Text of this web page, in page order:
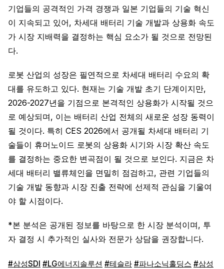
기업들의 공격적인 가격 경쟁과 일본 기업들의 기술 혁신
이 지속되고 있어, 차세대 배터리 기술 개발과 상용화 속도
가 시장 지배력을 결정하는 핵심 요소가 될 것으로 전망된
다.
로봇 산업의 성장은 필연적으로 차세대 배터리 수요의 확
대를 유도하고 있다. 현재는 기술 개발 초기 단계이지만,
2026-2027년을 기점으로 본격적인 상용화가 시작될 것으
로 예상되며, 이는 배터리 산업 전체의 새로운 성장 동력이
될 것이다. 특히 CES 2026에서 공개될 차세대 배터리 기
술들이 휴머노이드 로봇의 상용화 시기와 시장 확산 속도
를 결정하는 중요한 변곡점이 될 것으로 보인다. 지금은 차
세대 배터리 밸류체인을 면밀히 점검하고, 관련 기업들의
기술 개발 동향과 시장 진출 전략에 선제적 관심을 기울여
야 할 시점이다.
*본 분석은 공개된 정보를 바탕으로 한 시장 분석이며, 투
자 결정 시 추가적인 실사와 전문가 상담을 권장합니다.
#삼성SDI #LG에너지솔루션 #테슬라 #파나소닉홀딩스 #삼성